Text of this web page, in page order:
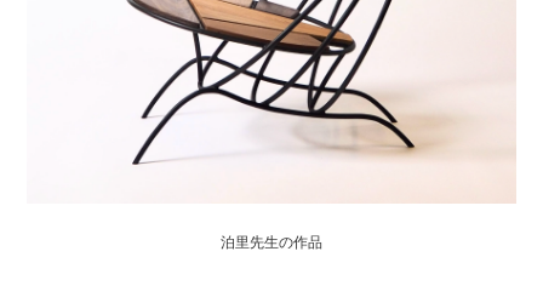
泊里先生の作品